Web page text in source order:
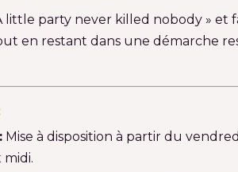
little party never killed nobody » et
en restant dans une démarche
Mise à disposition à partir du
midi.